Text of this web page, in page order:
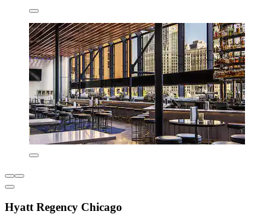
Hyatt Regency Chicago